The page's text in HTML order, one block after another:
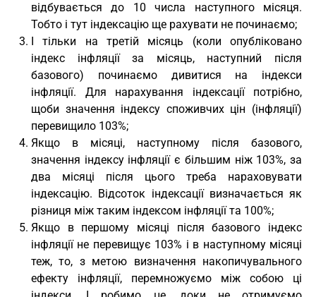
відбувається до 10 числа наступного місяця.
Тобто і тут індексацію ще рахувати не починаємо;
І тільки на третій місяць (коли опубліковано
індекс інфляції за місяць, наступний після
базового) починаємо дивитися на індекси
інфляції. Для нарахування індексації потрібно,
щоби значення індексу споживчих цін (інфляції)
перевищило 103%;
Якщо в місяці, наступному після базового,
значення індексу інфляції є більшим ніж 103%, за
два місяці після цього треба нараховувати
індексацію. Відсоток індексації визначається як
різниця між таким індексом інфляції та 100%;
Якщо в першому місяці після базового індекс
інфляції не перевищує 103% і в наступному місяці
теж, то, з метою визначення накопичувального
ефекту інфляції, перемножуємо між собою ці